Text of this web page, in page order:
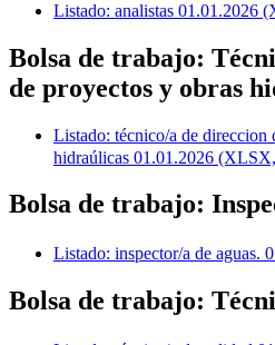
Listado: analistas 01.01.2026
Bolsa de trabajo:
de proyectos y obras
Listado: técnico/a de direccion
hidraúlicas 01.01.2026
Bolsa de trabajo:
Listado: inspector/a de
Bolsa de trabajo: